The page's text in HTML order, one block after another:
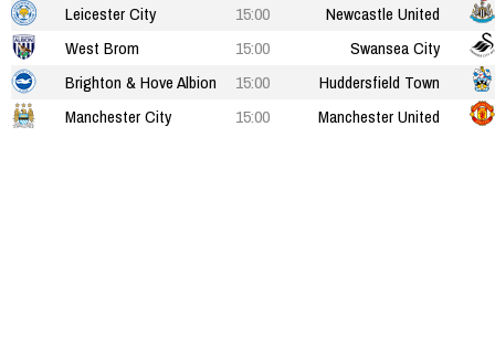
Leicester City
15:00
Newcastle United
West Brom
15:00
Swansea City
Brighton & Hove Albion
15:00
Huddersfield Town
Manchester City
15:00 Manchester United